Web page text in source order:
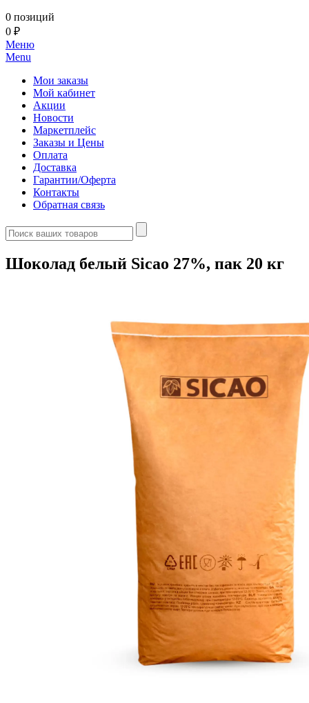
0 позиций
0 ₽
Меню
Menu
Мои заказы
Мой кабинет
Акции
Новости
Маркетплейс
Заказы и Цены
Оплата
Доставка
Гарантии/Оферта
Контакты
Обратная связь
Шоколад белый Sicao 27%, пак 20 кг